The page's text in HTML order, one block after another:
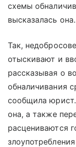
схемы
высказалась она.
Так,
отыскивают и
рассказывая о
обналичивания
сообщила юрист.
она, а также
расцениваются